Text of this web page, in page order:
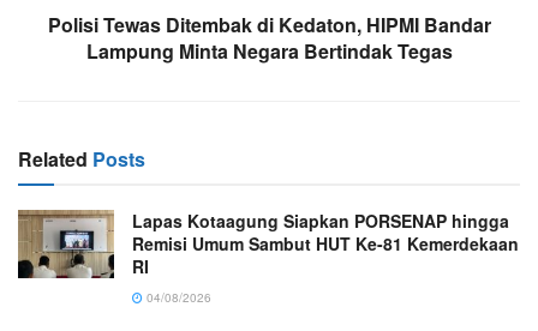
Polisi Tewas Ditembak di Kedaton, HIPMI Bandar
Lampung Minta Negara Bertindak Tegas
Related Posts
Lapas Kotaagung Siapkan PORSENAP hingga
Remisi Umum Sambut HUT Ke-81 Kemerdekaan
RI
04/08/2026